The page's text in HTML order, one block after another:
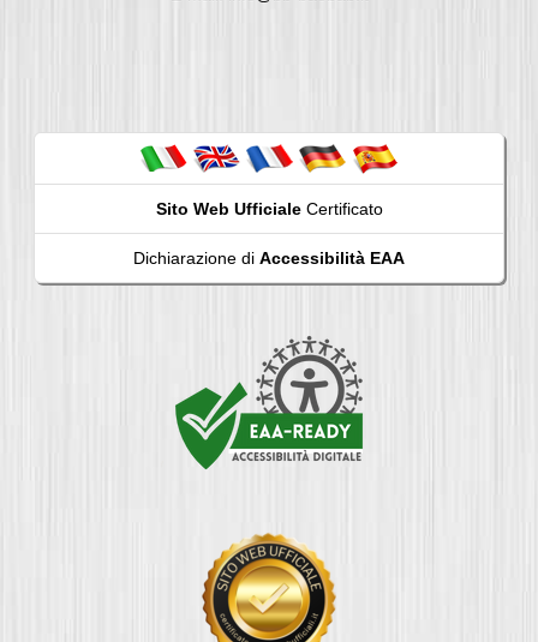
Sito Web UfficialeCertificato
Dichiarazione di Accessibilità EAA